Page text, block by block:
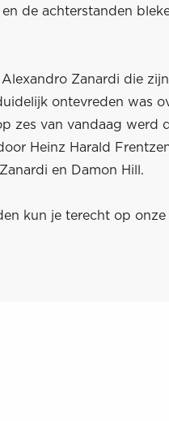
de achterstanden
Zanardi die
ontevreden was
zes van vandaag werd
Heinz Harald
en Damon Hill.
kun je terecht op onze